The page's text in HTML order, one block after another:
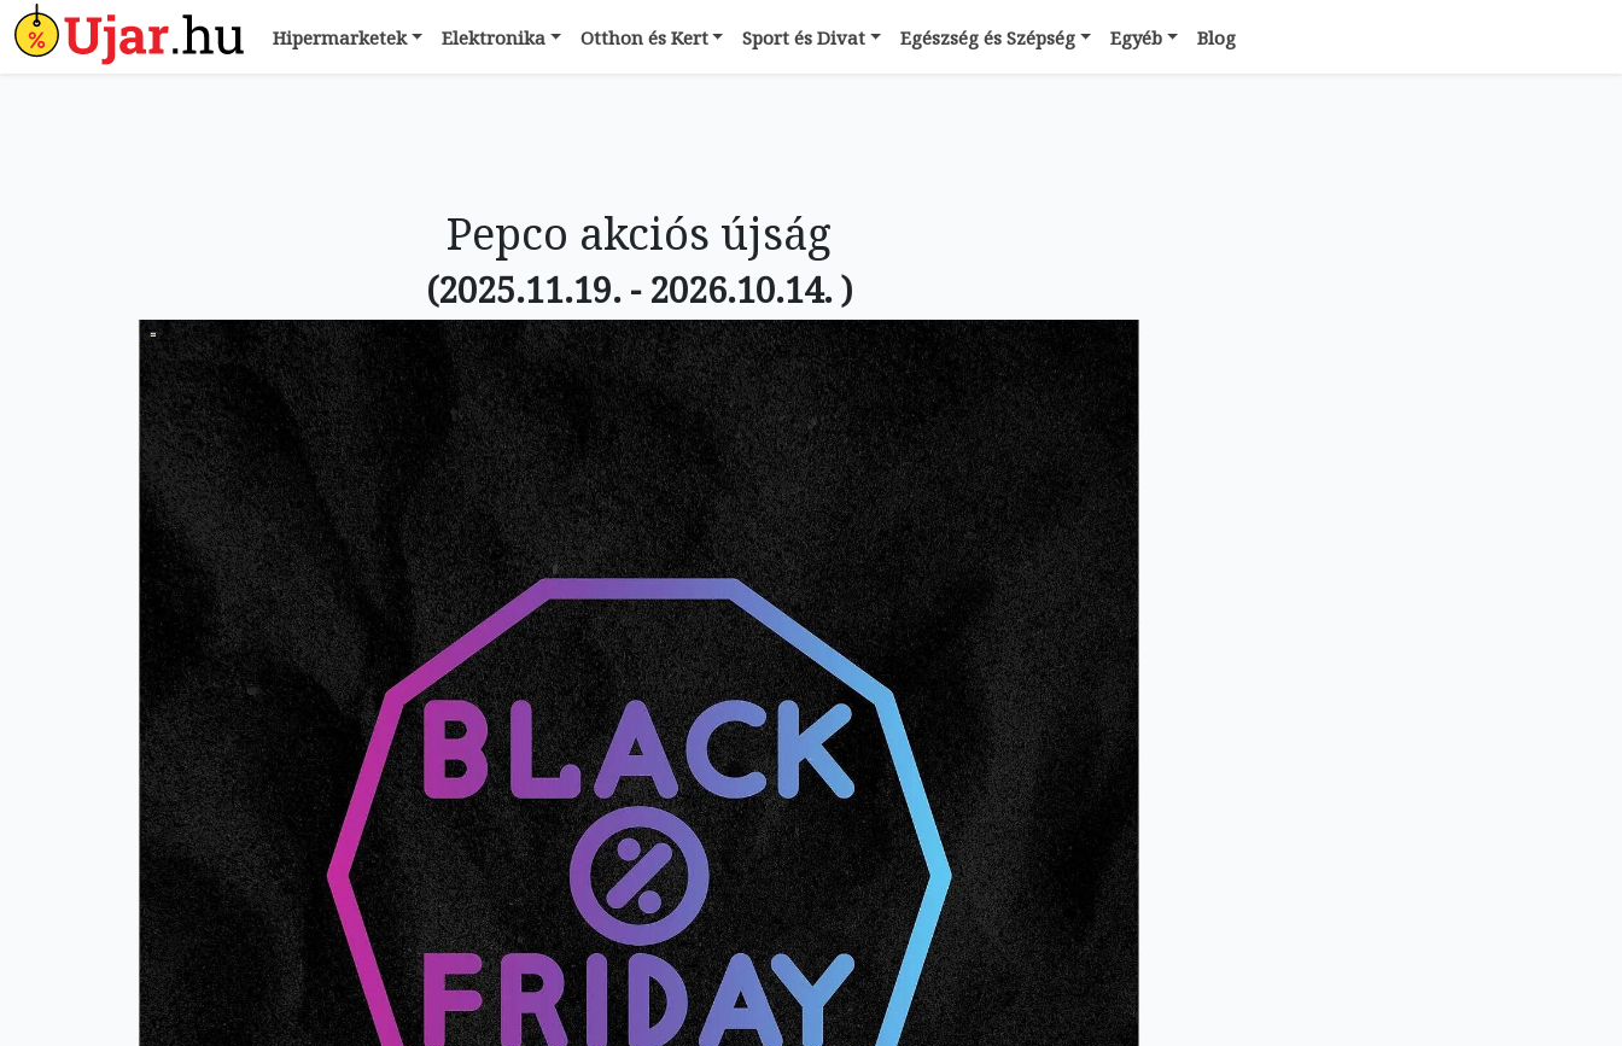
Hipermarketek Elektronika Otthon és Kert Sport és Divat Egészség és Szépség Egyéb Blog
Pepco akciós újság
(2025.11.19. - 2026.10.14. )